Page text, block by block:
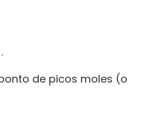
de picos moles (o